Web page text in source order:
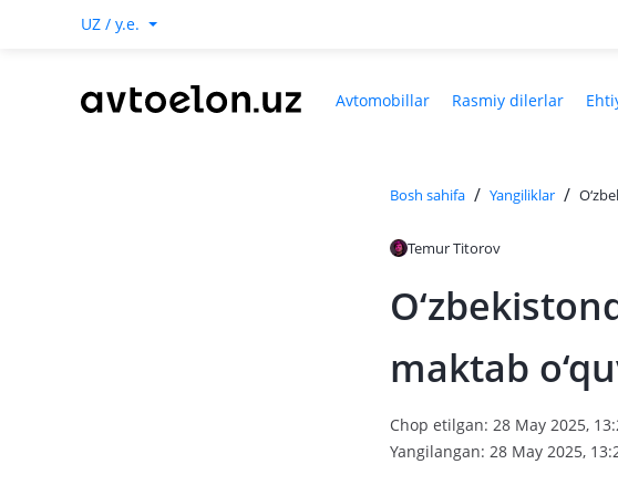
UZ / y.e.
Avtomobillar Rasmiy dilerlar
Bosh sahifa / Yangiliklar /
Temur Titorov
maktab
Chop etilgan: 28 May 2025,
Yangilangan: 28 May 2025,